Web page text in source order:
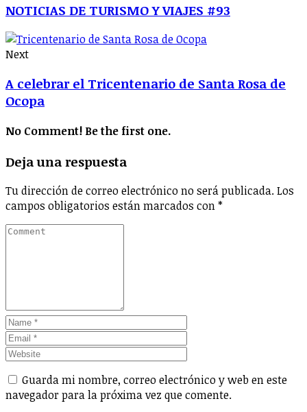
NOTICIAS DE TURISMO Y VIAJES #93
Next
A celebrar el Tricentenario de Santa Rosa de
Ocopa
No Comment! Be the first one.
Deja una respuesta
Tu dirección de correo electrónico no será publicada.Los
campos obligatorios están marcados con*
Guarda mi nombre, correo electrónico y web en este
navegador para la próxima vez que comente.